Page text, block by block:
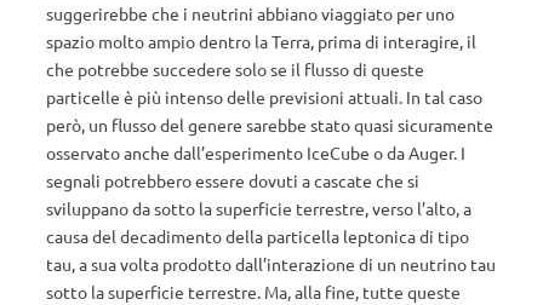
suggerirebbe che i neutrini abbiano viaggiato per uno
spazio molto ampio dentro la Terra, prima di interagire, il
che potrebbe succedere solo se il flusso di queste
particelle è più intenso delle previsioni attuali. In tal caso
però, un flusso del genere sarebbe stato quasi sicuramente
osservato anche dall’esperimento IceCube o da Auger. I
segnali potrebbero essere dovuti a cascate che si
sviluppano da sotto la superficie terrestre, verso l’alto, a
causa del decadimento della particella leptonica di tipo
tau, a sua volta prodotto dall’interazione di un neutrino tau
sotto la superficie terrestre. Ma, alla fine, tutte queste